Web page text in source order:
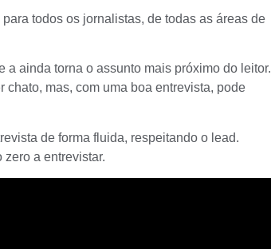
todos os jornalistas, de todas as áreas de
a ainda torna o assunto mais próximo do leitor.
chato, mas, com uma boa entrevista, pode
de forma fluida, respeitando o lead.
zero a entrevistar.